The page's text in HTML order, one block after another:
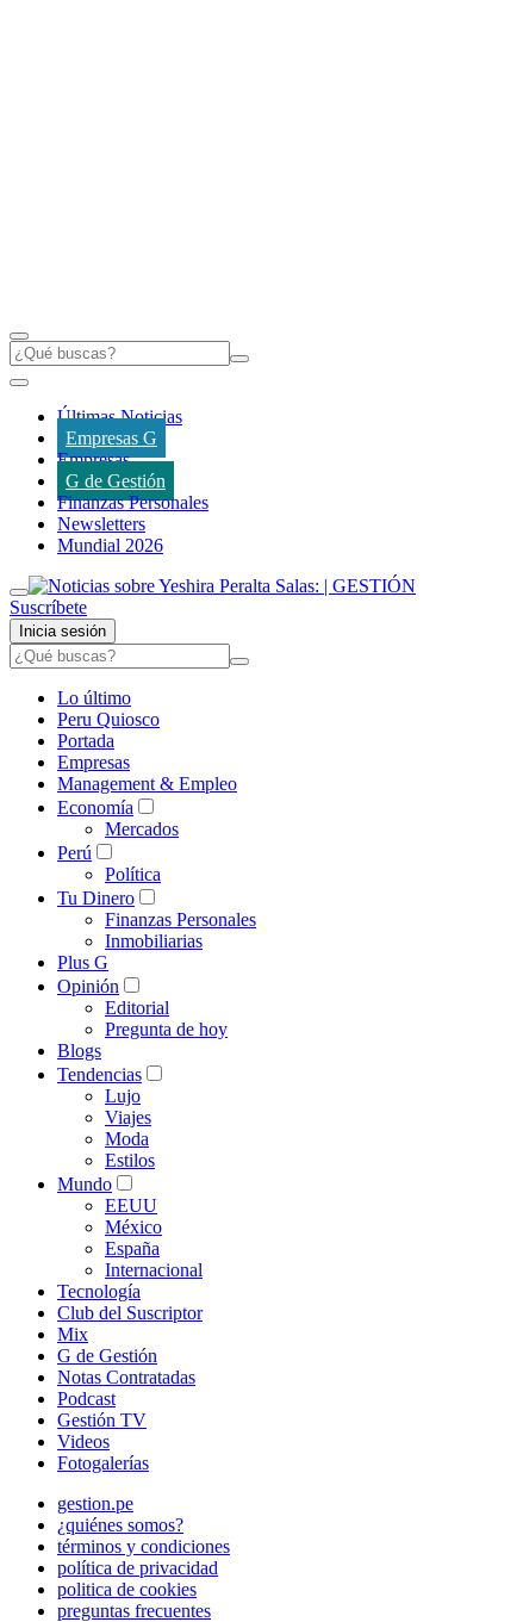
Últimas Noticias
Empresas G
Empresas
G de Gestión
Finanzas Personales
Newsletters
Mundial 2026
Suscríbete
Inicia sesión
Lo último
Peru Quiosco
Portada
Empresas
Management & Empleo
Economía
Mercados
Perú
Política
Tu Dinero
Finanzas Personales
Inmobiliarias
Plus G
Opinión
Editorial
Pregunta de hoy
Blogs
Tendencias
Lujo
Viajes
Moda
Estilos
Mundo
EEUU
México
España
Internacional
Tecnología
Club del Suscriptor
Mix
G de Gestión
Notas Contratadas
Podcast
Gestión TV
Videos
Fotogalerías
gestion.pe
¿quiénes somos?
términos y condiciones
política de privacidad
politica de cookies
preguntas frecuentes